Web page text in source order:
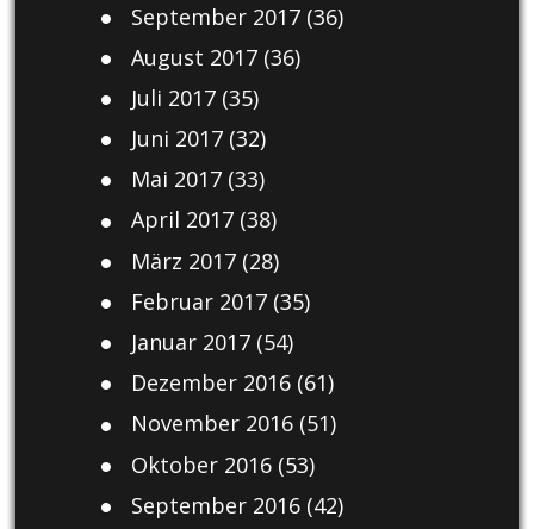
September 2017(36)
August 2017(36)
Juli 2017(35)
Juni 2017(32)
Mai 2017(33)
April 2017(38)
März 2017(28)
Februar 2017(35)
Januar 2017(54)
Dezember 2016(61)
November 2016(51)
Oktober 2016(53)
September 2016(42)